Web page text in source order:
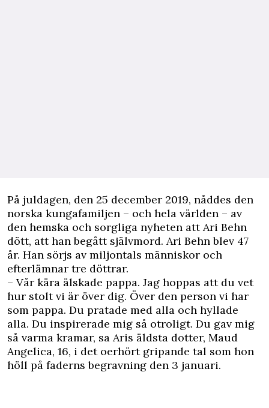
På juldagen, den 25 december 2019, nåddes den
norska kungafamiljen – och hela världen – av
den hemska och sorgliga nyheten att Ari Behn
dött, att han begått självmord. Ari Behn blev 47
år. Han sörjs av miljontals människor och
efterlämnar tre döttrar.
– Vår kära älskade pappa. Jag hoppas att du vet
hur stolt vi är över dig. Över den person vi har
som pappa. Du pratade med alla och hyllade
alla. Du inspirerade mig så otroligt. Du gav mig
så varma kramar, sa Aris äldsta dotter, Maud
Angelica, 16, i det oerhört gripande tal som hon
höll på faderns begravning den 3 januari.